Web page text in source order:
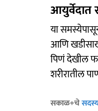
आयुर्वेदात
या
आणि
पिणं देखील
शरीरातील
सकाळ+चे